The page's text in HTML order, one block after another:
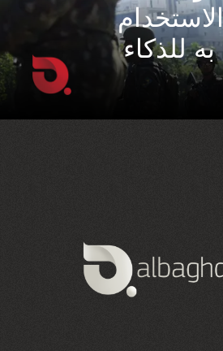
للذكاء